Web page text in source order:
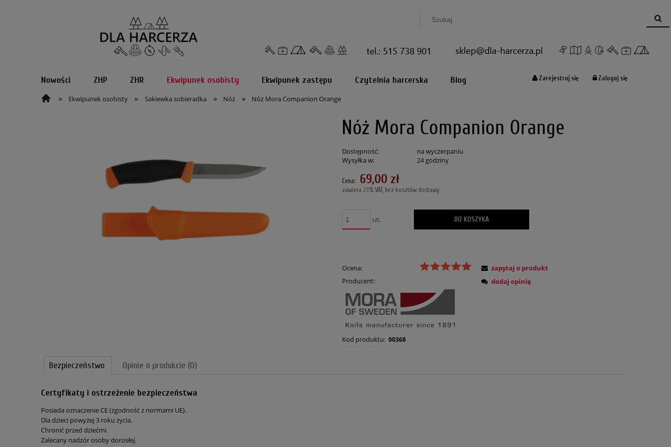
Zarejestruj się Zaloguj się
Nowości ZHP ZHR Ekwipunek osobisty Ekwipunek zastępu Czytelnia harcerska Blog
» Ekwipunek osobisty » Sakiewka sobieradka » Nóż » Nóż Mora Companion Orange
Nóż Mora Companion Orange
Dostępność:
na wyczerpaniu
Wysyłka w:
24 godziny
Cena: 69,00 zł
zawiera 23% VAT, bez kosztów dostawy
szt. DO KOSZYKA
Ocena:
Producent:
Kod produktu: 00368
zapytaj o produkt
dodaj opinię
Bezpieczeństwo Opinie o produkcie (0)
Certyfikaty i ostrzeżenie bezpieczeństwa
Posiada oznaczenie CE (zgodność z normami UE).
Dla dzieci powyżej 3 roku życia.
Chronić przed dziećmi.
Zalecany nadzór osoby dorosłej.